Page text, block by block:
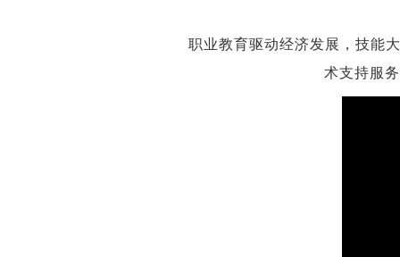
职业教育驱动经济发展，技能大
术支持服